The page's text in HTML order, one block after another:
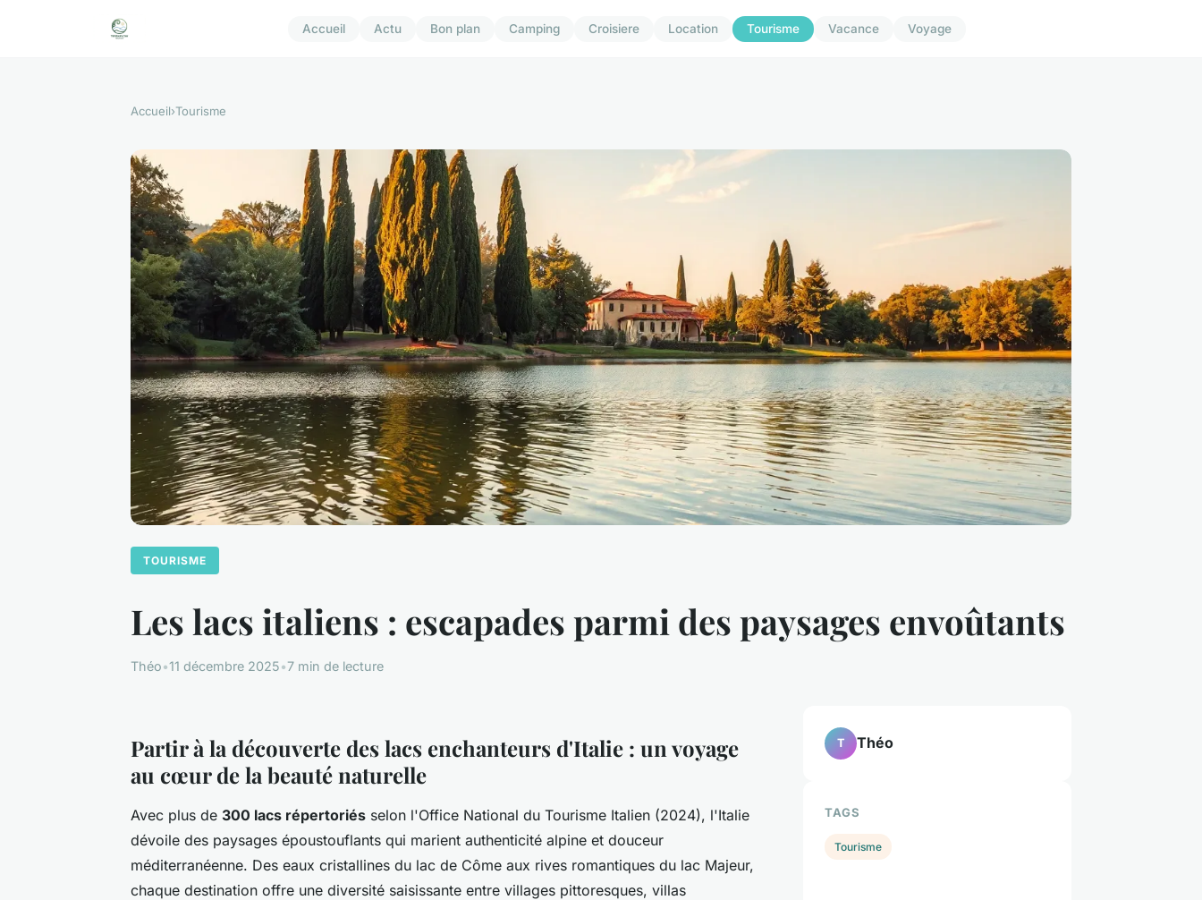
Accueil Actu Bon plan Camping Croisiere Location Tourisme Vacance Voyage
Accueil›Tourisme
TOURISME
Les lacs italiens : escapades parmi des paysages envoûtants
Théo•11 décembre 2025•7 min de lecture
Partir à la découverte des lacs enchanteurs d'Italie : un voyage
au cœur de la beauté naturelle
Avec plus de 300 lacs répertoriés selon l'Office National du Tourisme Italien (2024), l'Italie
dévoile des paysages époustouflants qui marient authenticité alpine et douceur
méditerranéenne. Des eaux cristallines du lac de Côme aux rives romantiques du lac Majeur,
chaque destination offre une diversité saisissante entre villages pittoresques, villas
T Théo
TAGS
Tourisme